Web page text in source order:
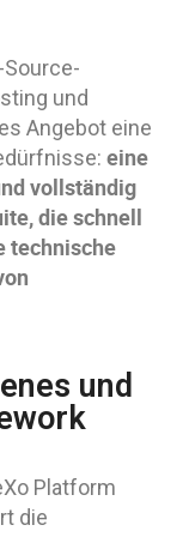
und
Angebot eine
eine
vollständig
die schnell
technische
und
Platform
die